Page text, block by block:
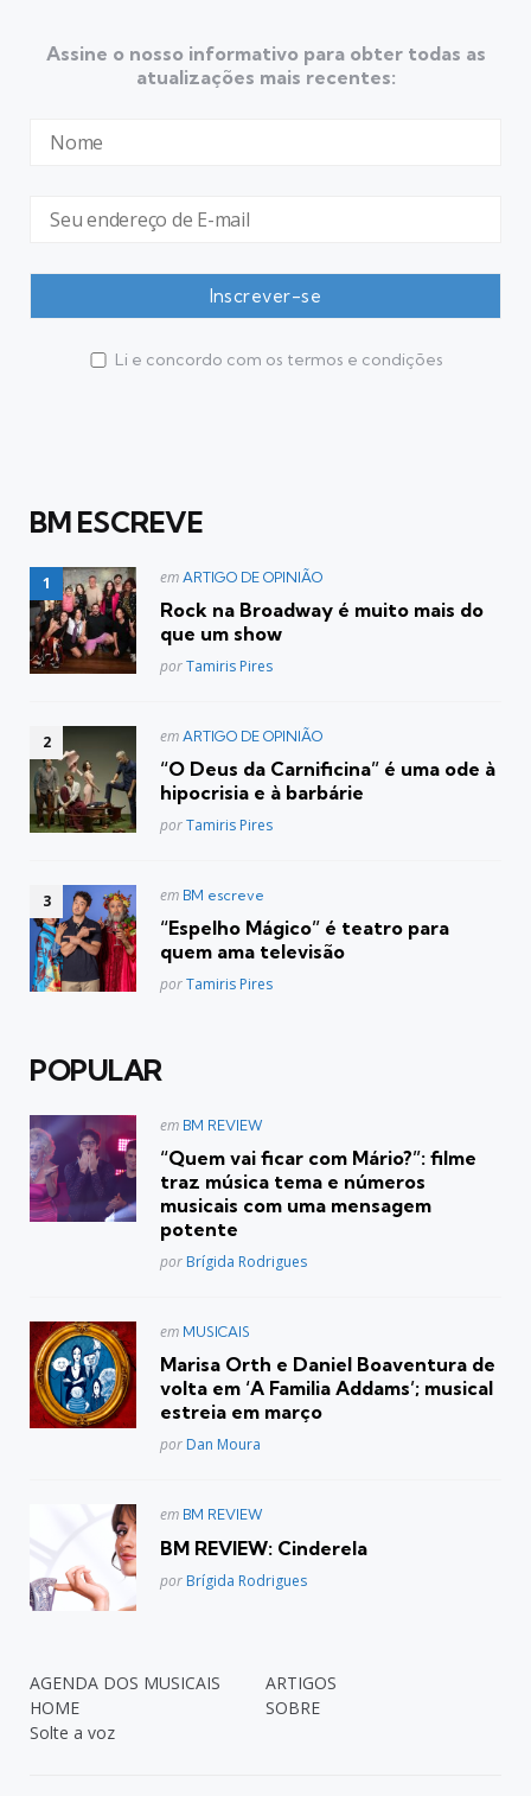
Assine o nosso informativo para obter todas as
atualizações mais recentes:
Li e concordo com os termos e condições
BM ESCREVE
Postado
em ARTIGO DE OPINIÃO
Rock na Broadway é muito mais do
que um show
Posted
porTamiris Pires
Postado
em ARTIGO DE OPINIÃO
“O Deus da Carnificina” é uma ode à
hipocrisia e à barbárie
Posted
porTamiris Pires
Postado
em BM escreve
“Espelho Mágico” é teatro para
quem ama televisão
Posted
porTamiris Pires
POPULAR
Postado
em BM REVIEW
“Quem vai ficar com Mário?”: filme
traz música tema e números
musicais com uma mensagem
potente
Posted
por Brígida Rodrigues
Postado
em MUSICAIS
Marisa Orth e Daniel Boaventura de
volta em ‘A Familia Addams’; musical
estreia em março
Posted
por Dan Moura
Postado
em BM REVIEW
BM REVIEW: Cinderela
Posted
por Brígida Rodrigues
AGENDA DOS MUSICAIS
ARTIGOS
HOME
SOBRE
Solte a voz